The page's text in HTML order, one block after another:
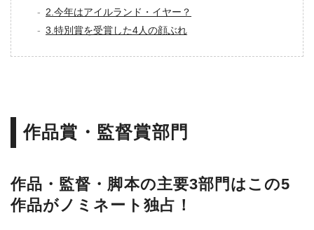
2.今年はアイルランド・イヤー？
3.特別賞を受賞した4人の顔ぶれ
作品賞・監督賞部門
作品・監督・脚本の主要3部門はこの5
作品がノミネート独占！